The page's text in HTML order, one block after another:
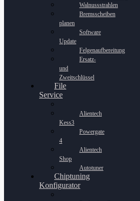
Walnussstrahlen
Bremsscheiben
planen
Software
Update
Felgenaufbereitung
Ersatz-
und
Zweitschlüssel
File
Service
Alientech
Kess3
Powergate
4
Alientech
Shop
Autotuner
Chiptuning
Konfigurator